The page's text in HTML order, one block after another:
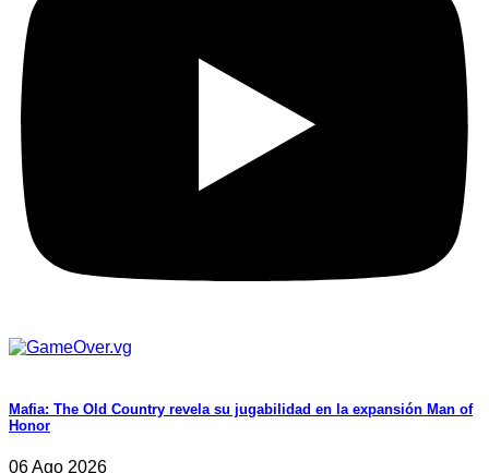
Mafia: The Old Country revela su jugabilidad en la expansión Man of
Honor
06 Ago 2026